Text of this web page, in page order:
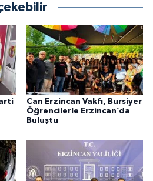
Can Erzincan Vakfı, Bursiyer
Öğrencilerle Erzincan’da
Buluştu